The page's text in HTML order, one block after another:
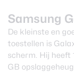
Samsung
De kleinste en
toestellen is
scherm. Hij heeft
GB